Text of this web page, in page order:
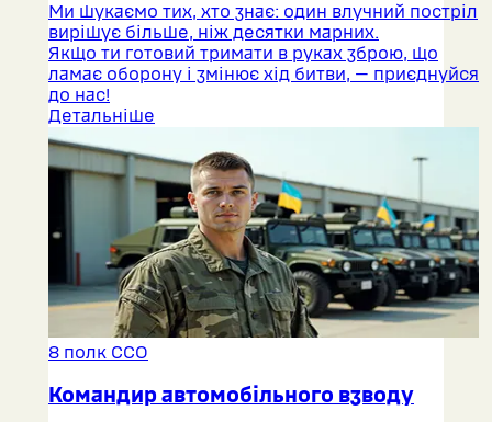
Ми шукаємо тих, хто знає: один влучний постріл
вирішує більше, ніж десятки марних.
Якщо ти готовий тримати в руках зброю, що
ламає оборону і змінює хід битви, — приєднуйся
до нас!
Детальніше
8 полк ССО
Командир автомобільного взводу